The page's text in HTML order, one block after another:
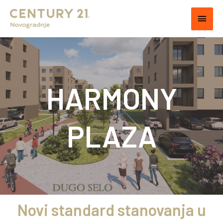
HARMONY
PLAZA
Novi standard stanovanja u